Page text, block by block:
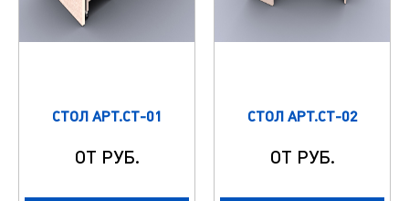
СТОЛ АРТ.СТ-01
ОТ РУБ.
СТОЛ АРТ.СТ-02
ОТ РУБ.